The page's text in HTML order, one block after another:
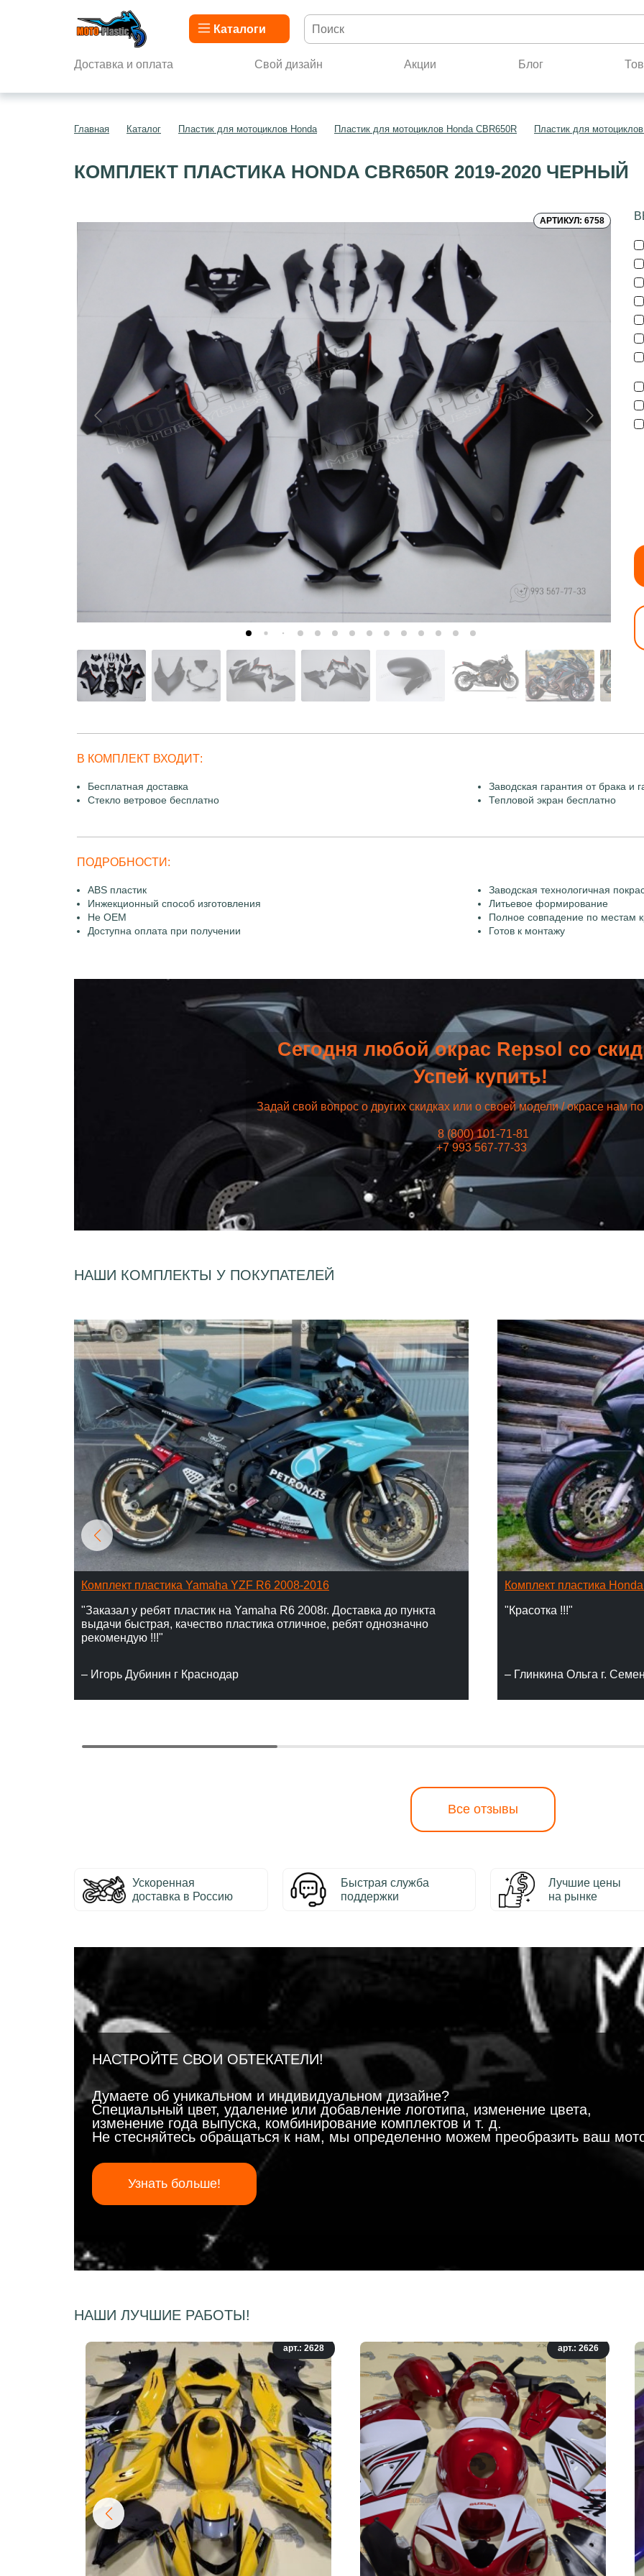
Каталоги
Доставка и оплата Свой дизайн Акции Блог
Главная Каталог Пластик для мотоциклов Honda Пластик для мотоциклов Honda CBR650R Пластик для
КОМПЛЕКТ ПЛАСТИКА HONDA CBR650R 2019-2020 ЧЕРНЫЙ
АРТИКУЛ: 6758
В КОМПЛЕКТ ВХОДИТ:
Бесплатная доставка
Заводская гарантия от брака и
Стекло ветровое бесплатно
Тепловой экран бесплатно
ПОДРОБНОСТИ:
ABS пластик
Заводская технологичная
Инжекционный способ изготовления
Литьевое формирование
Не OEM
Полное совпадение по местам
Доступна оплата при получении
Готов к монтажу
Сегодня любой окрас Repsol со
Успей купить!
Задай свой вопрос о других скидках или о своей модели / окрасе нам
8 (800) 101-71-81
+7 993 567-77-33
НАШИ КОМПЛЕКТЫ У ПОКУПАТЕЛЕЙ
Комплект пластика Yamaha YZF R6 2008-2016
"Заказал у ребят пластик на Yamaha R6 2008г. Доставка до пункта
выдачи быстрая, качество пластика отличное, ребят однозначно
рекомендую !!!"
– Игорь Дубинин г Краснодар
Комплект пластика
"Красотка !!!"
– Глинкина Ольга г.
Все отзывы
Ускоренная
доставка в Россию
Быстрая служба
поддержки
Лучшие цены
на рынке
НАСТРОЙТЕ СВОИ ОБТЕКАТЕЛИ!
Думаете об уникальном и индивидуальном дизайне?
Специальный цвет, удаление или добавление логотипа, изменение цвета,
изменение года выпуска, комбинирование комплектов и т. д.
Не стесняйтесь обращаться к нам, мы определенно можем преобразить ваш
Узнать больше!
НАШИ ЛУЧШИЕ РАБОТЫ!
арт.: 2628 арт.: 2626